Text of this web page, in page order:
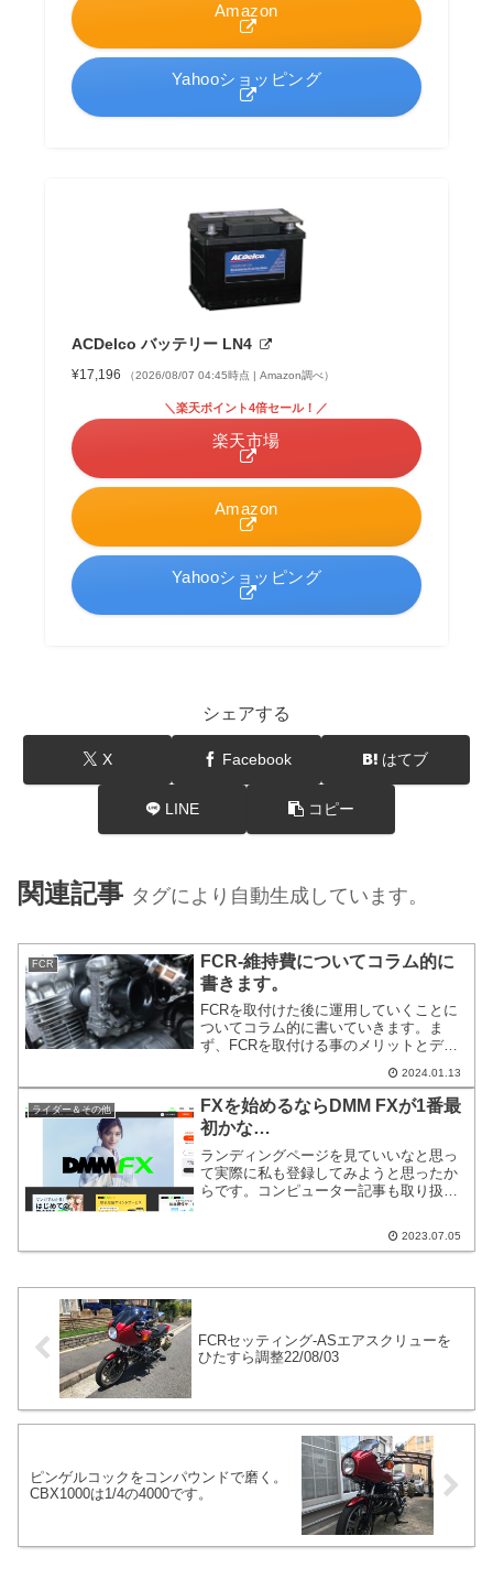
Amazon
Yahooショッピング
ACDelco バッテリー LN4
¥17,196 （2026/08/07 04:45時点 | Amazon調べ）
Amazon
＼楽天ポイント4倍セール！／
楽天市場
Yahooショッピング
シェアする
X Facebook はてブ
LINE コピー
関連記事 タグにより自動生成しています。
FCR
FCR-維持費についてコラム的に
書きます。
FCRを取付けた後に運用していくことに
ついてコラム的に書いていきます。ま
ず、FCRを取付ける事のメリットとデメ
る、メンテナンス性が高いなどがすぐに
思いつきます。デメリットは燃費が下が
るケースがある。
2024.01.13
ライダー＆その他
FXを始めるならDMM FXが1番最
初かな…
ランディングページを見ていいなと思っ
て実際に私も登録してみようと思ったか
らです。コンピューター記事も取り扱っ
カワサキのバイクを思い浮かべる方が多
2023.07.05
FCRセッティング-ASエアスクリューを
ひたすら調整22/08/03
ピンゲルコックをコンパウンドで磨く。
CBX1000は1/4の4000です。